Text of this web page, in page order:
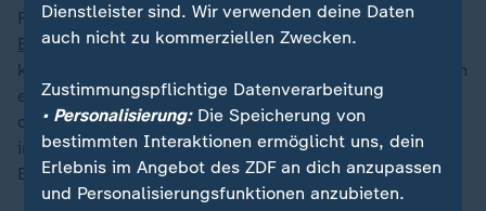
Fraktionsvorsitzende der CDU/CSU-Fraktion im
Bundestag, Norbert Röttgen, völlig überrascht. "Ich
kann nichts von Ihrer Schilderung bestätigen." Röttgen
erklärte, dass Mariam Laus Beobachtung, die er ihr
durchaus abnehme und deren Authentizität er nicht
infrage stelle, mit seinem eigenen authentischen
Erleben nicht übereinstimme.
Dienstleister sind. Wir verwenden deine Daten
auch nicht zu kommerziellen Zwecken.
Zustimmungspflichtige Datenverarbeitung
• Personalisierung:Die Speicherung von
bestimmten Interaktionen ermöglicht uns, dein
Erlebnis im Angebot des ZDF an dich anzupassen
und Personalisierungsfunktionen anzubieten.